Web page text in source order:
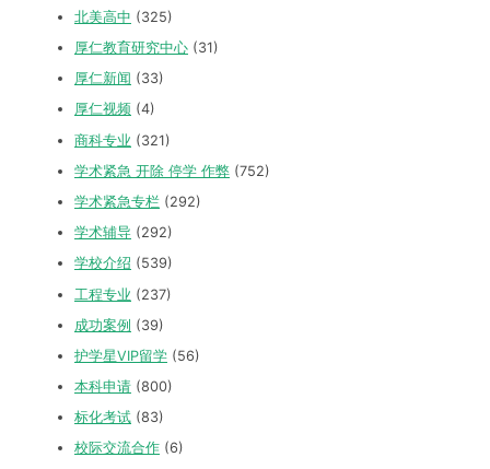
北美高中 (325)
厚仁教育研究中心 (31)
厚仁新闻 (33)
厚仁视频 (4)
商科专业 (321)
学术紧急 开除 停学 作弊 (752)
学术紧急专栏 (292)
学术辅导 (292)
学校介绍 (539)
工程专业 (237)
成功案例 (39)
护学星VIP留学 (56)
本科申请 (800)
标化考试 (83)
校际交流合作 (6)